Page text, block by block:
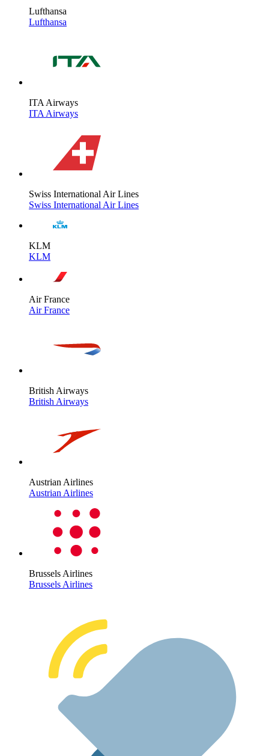
Lufthansa
Lufthansa
ITA Airways
ITA Airways
Swiss International Air Lines
Swiss International Air Lines
KLM
KLM
Air France
Air France
British Airways
British Airways
Austrian Airlines
Austrian Airlines
Brussels Airlines
Brussels Airlines